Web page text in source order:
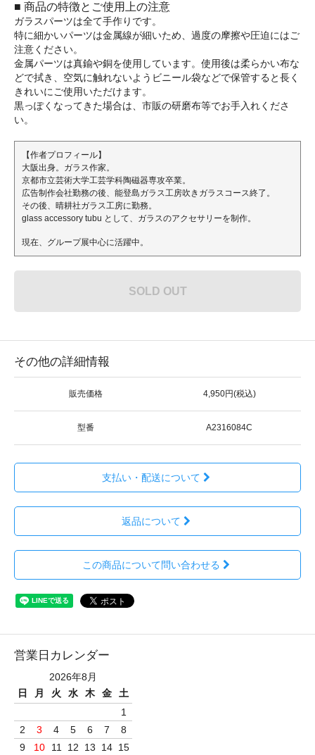
■ 商品の特徴とご使用上の注意
ガラスパーツは全て手作りです。
特に細かいパーツは金属線が細いため、過度の摩擦や圧迫にはご
注意ください。
金属パーツは真鍮や銅を使用しています。使用後は柔らかい布な
どで拭き、空気に触れないようビニール袋などで保管すると長く
きれいにご使用いただけます。
黒っぽくなってきた場合は、市販の研磨布等でお手入れくださ
い。
【作者プロフィール】
大阪出身。ガラス作家。
京都市立芸術大学工芸学科陶磁器専攻卒業。
広告制作会社勤務の後、能登島ガラス工房吹きガラスコース終了。
その後、晴耕社ガラス工房に勤務。
glass accessory tubu として、ガラスのアクセサリーを制作。
現在、グループ展中心に活躍中。
SOLD OUT
その他の詳細情報
販売価格 4,950円(税込)
型番 A2316084C
支払い・配送について
返品について
この商品について問い合わせる
営業日カレンダー
2026年8月
日
月 火 水 木 金
土
1
2
3 4 5 6 7
8
9
10 11 12 13 14 15